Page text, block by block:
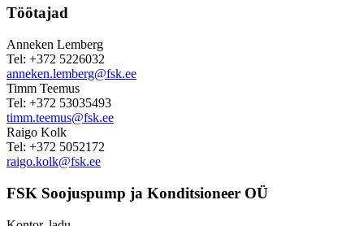
Töötajad
Anneken Lemberg
Tel: +372 5226032
anneken.lemberg@fsk.ee
Timm Teemus
Tel: +372 53035493
timm.teemus@fsk.ee
Raigo Kolk
Tel: +372 5052172
raigo.kolk@fsk.ee
FSK Soojuspump ja Konditsioneer OÜ